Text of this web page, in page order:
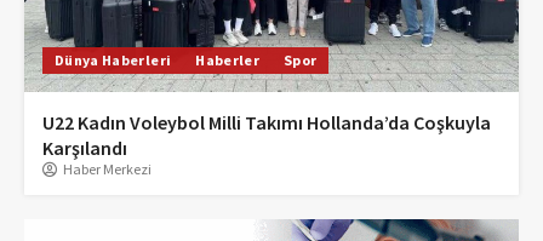
Dünya Haberleri Haberler Spor
U22 Kadın Voleybol Milli Takımı Hollanda’da Coşkuyla
Karşılandı
Haber Merkezi